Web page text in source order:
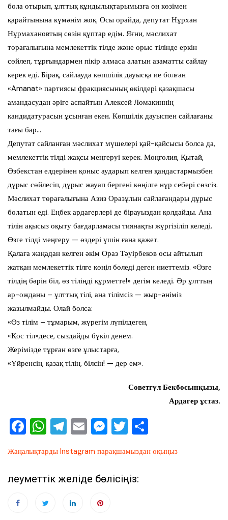
бола отырып, ұлттық құндылықтарымызға оң көзімен
қарайтынына күмәнім жоқ. Осы орайда, депутат Нұрхан
Нұрмахановтың сөзін құптар едім. Яғни, мәслихат
төрағалығына мемлекеттік тілде және орыс тілінде еркін
сөйлеп, тұрғындармен пікір алмаса алатын азаматты сайлау
керек еді. Бірақ, сайлауда көпшілік дауысқа ие болған
«Amanat» партиясы фракциясының өкілдері қазақшасы
амандасудан әріге аспайтын Алексей Ломакиннің
кандидатурасын ұсынған екен. Көпшілік дауыспен сайлағаны
тағы бар…
Депутат сайланған мәслихат мүшелері қай-қайсысы болса да,
мемлекеттік тілді жақсы меңгеруі керек. Моңғолия, Қытай,
Өзбекстан елдерінен қоныс аударып келген қандастармызбен
дұрыс сөйлесіп, дұрыс жауап бергені көңілге нұр себері сөзсіз.
Мәслихат төрағалығына Азиз Оразұлын сайлағандары дұрыс
болатын еді. Еңбек ардагерлері де бірауыздан қолдайды. Ана
тілін ақысыз оқыту бағдарламасы тиянақты жүргізіліп келеді.
Өзге тілді меңгеру — өздері үшін ғана қажет.
Қалаға жаңадан келген әкім Ораз Тәуірбеков осы айтылып
жатқан мемлекеттік тілге көңіл бөледі деген ниеттеміз. «Өзге
тілдің бәрін біл, өз тіліңді құрметте!» дегім келеді. Әр ұлттың
ар-ожданы – ұлттық тілі, ана тілімсіз — жыр-әніміз
жазылмайды. Олай болса:
«Өз тілім – тұмарым, жүрегім лүпілдеген,
«Қос тіл»десе, сыздайды бүкіл денем.
Жерімізде тұрған өзге ұлыстарға,
«Үйренсін, қазақ тілін, білсін! — дер ем».
Советгүл Бекбосынқызы,
Ардагер ұстаз.
F
c
e
W
at
s
p
T
e
gr
m
E
ai
l
M
ss
e
T
tt
er
ра
Жаңалықтарды Instagram парақшамыздан оқыңыз
Әлеуметтік желіде бөлісіңіз: